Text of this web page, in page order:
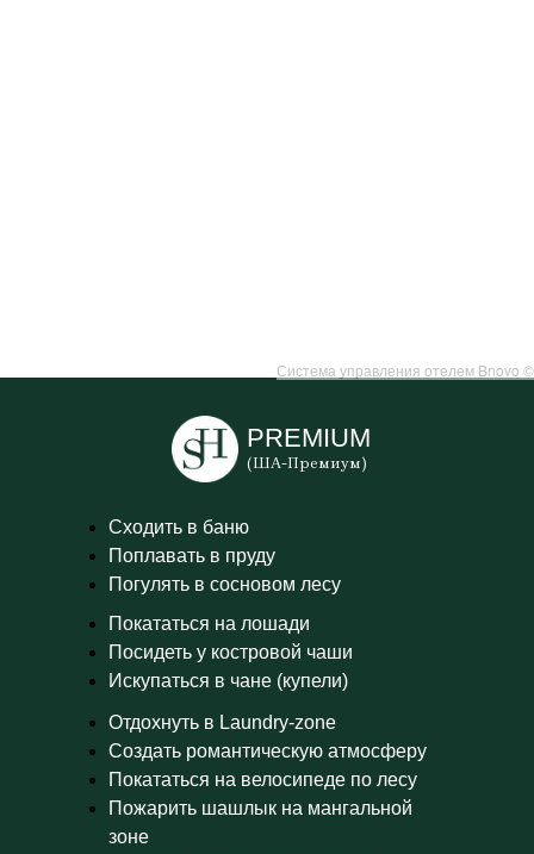
Система управления отелем Bnovo ©
PREMIUM
Сходить в баню
Поплавать в пруду
Погулять в сосновом лесу
Покататься на лошади
Посидеть у костровой чаши
Искупаться в чане (купели)
Покататься на велосипеде по лесу
Пожарить шашлык на мангальной
зоне
Отдохнуть в Laundry-zone
Создать романтическую атмосферу
(ША-Премиум)